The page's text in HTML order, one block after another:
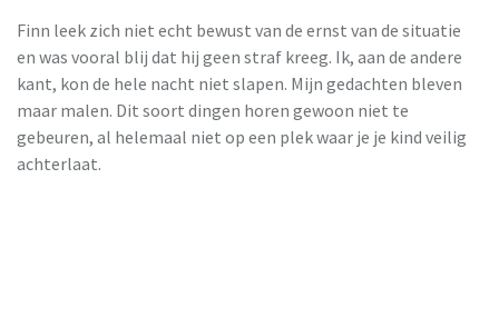
Finn leek zich niet echt bewust van de ernst van de situatie
en was vooral blij dat hij geen straf kreeg. Ik, aan de andere
kant, kon de hele nacht niet slapen. Mijn gedachten bleven
maar malen. Dit soort dingen horen gewoon niet te
gebeuren, al helemaal niet op een plek waar je je kind veilig
achterlaat.